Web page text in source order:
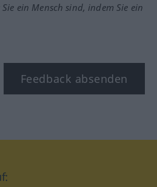
ein Mensch sind, indem Sie ein
Feedback absenden